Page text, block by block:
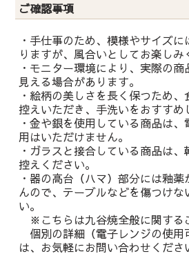
ご確認事項
・手仕事のため、模様やサイズ
りますが、風合いとしてお楽しみ
・モニター環境により、実際の
見える場合があります。
・絵柄の美しさを長く保つため
控えいただき、手洗いをおすすめ
・金や銀を使用している商品は
用はいただけません。
・ガラスと接合している商品は
控えください。
・器の高台（ハマ）部分には釉
んので、テーブルなどを傷つけな
い。
※こちらは九谷焼全般に関する
個別の詳細（電子レンジの使用
は、お気軽にお問い合わせくださ